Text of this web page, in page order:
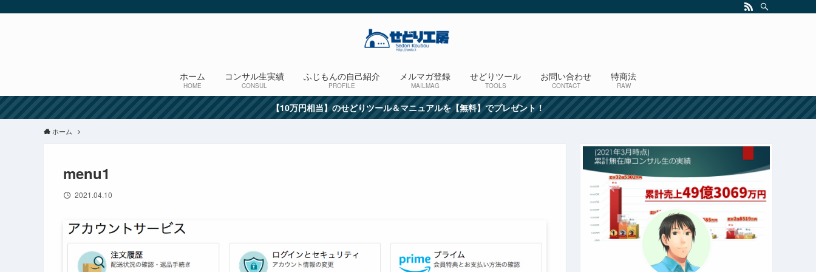
ホーム
HOME
コンサル生実績
CONSUL
ふじもんの自己紹介
PROFILE
メルマガ登録
MAILMAG
せどりツール
TOOLS
お問い合わせ
CONTACT
特商法
RAW
【10万円相当】のせどりツール＆マニュアルを【無料】でプレゼント！
ホーム
menu1
2021.04.10